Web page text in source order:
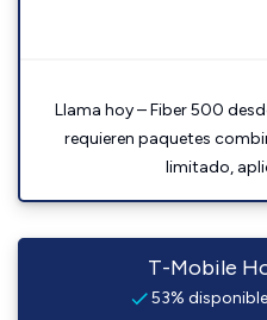
Llama hoy – Fiber 500
requieren paquetes
limitado,
T-Mobile
53%